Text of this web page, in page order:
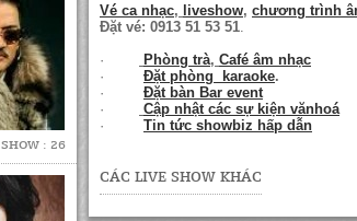
SHOW : 26
Vé ca nhạc, liveshow, chương trình
Đặt vé: 0913 51 53 51.
·
Phòng trà, Café âm nhạc
· Đặt phòng karaoke.
· Đặt bàn Bar event
·
Cập nhật các sự kiện vănhoá
· Tin tức showbiz hấp dẫn
CÁC LIVE SHOW KHÁC